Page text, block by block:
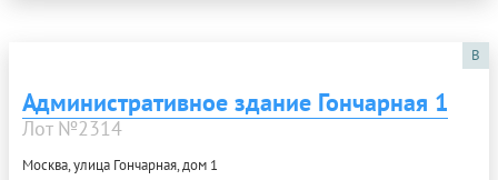
B
Административное здание Гончарная 1
Лот №2314
Москва, улица Гончарная, дом 1